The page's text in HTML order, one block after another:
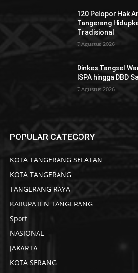
120 Pelopor Hak
Tangerang
Tradisional
7 Agustus 2026
Dinkes Tangsel
ISPA hingga DBD
7 Agustus 2026
POPULAR CATEGORY
KOTA TANGERANG SELATAN
KOTA TANGERANG
TANGERANG RAYA
KABUPATEN TANGERANG
Sport
NASIONAL
JAKARTA
KOTA SERANG